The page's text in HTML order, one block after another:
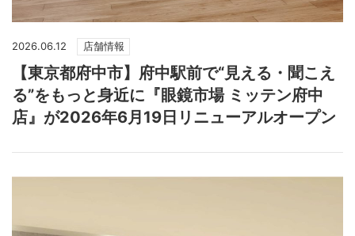
2026.06.12 店舗情報
【東京都府中市】府中駅前で“見える・聞こえ
る”をもっと身近に『眼鏡市場 ミッテン府中
店』が2026年6月19日リニューアルオープン